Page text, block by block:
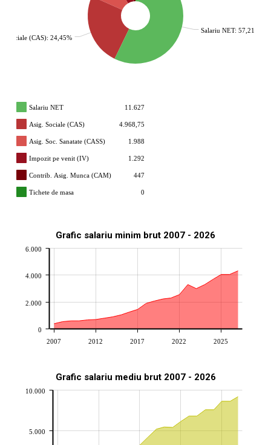
Salariu NET: 57,21%
Sociale (CAS): 24,45%
Salariu NET 11.627
Asig. Sociale (CAS) 4.968,75
Asig. Soc. Sanatate (CASS) 1.988
Impozit pe venit (IV) 1.292
Contrib. Asig. Munca (CAM) 447
Tichete de masa 0
Grafic salariu minim brut 2007 - 2026
2007 2012 2017 2022 2025
0
2.000
4.000
6.000
Grafic salariu mediu brut 2007 - 2026
5.000
10.000